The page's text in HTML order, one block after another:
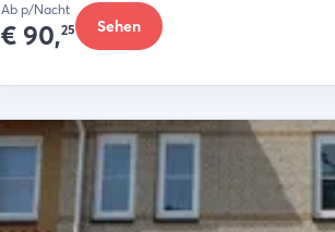
Ab p/Nacht
€ 90,25 Sehen